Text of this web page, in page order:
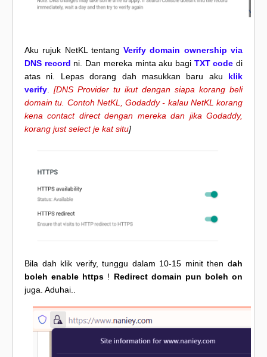
Aku rujuk NetKL tentangVerify domain ownership via
DNS record ni. Dan mereka minta aku bagi TXT code di
atas ni. Lepas dorang dah masukkan baru aku klik
verify. [DNS Provider tu ikut dengan siapa korang beli
domain tu. Contoh NetKL, Godaddy - kalau NetKL korang
kena contact direct dengan mereka dan jika Godaddy,
korang just select je kat situ]
Bila dah klik verify, tunggu dalam 10-15 minit then dah
boleh enable https ! Redirect domain pun boleh on
juga. Aduhai..